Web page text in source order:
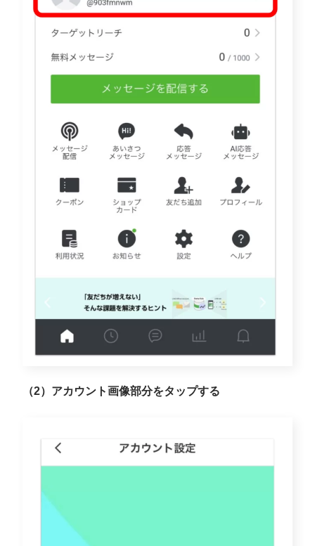
（2）アカウント画像部分をタップする